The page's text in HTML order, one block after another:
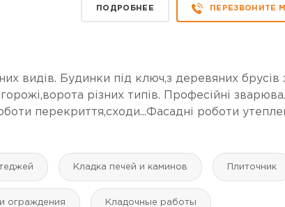
ПОДРОБНЕЕ ПЕРЕЗВОНИТЕ
видів. Будинки під ключ,з деревяних брусів
різних типів. Професійні
перекриття,сходи...Фасадні роботи
Кладка печей и каминов Плиточник
ограждения Кладочные работы